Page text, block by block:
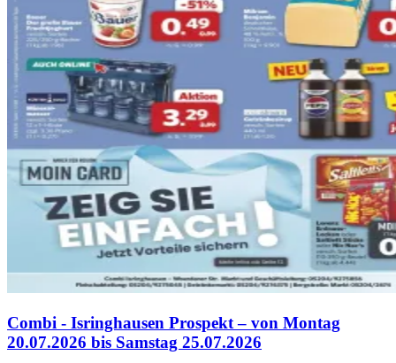
Combi - Isringhausen Prospekt – von Montag
20.07.2026 bis Samstag 25.07.2026